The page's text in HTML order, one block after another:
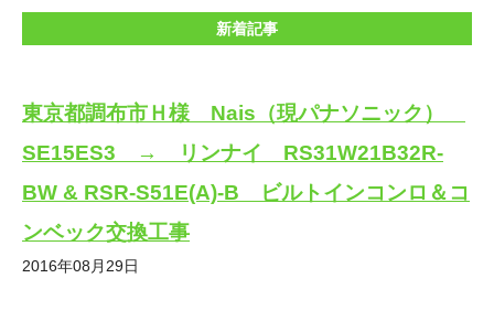
新着記事
東京都調布市Ｈ様 Nais（現パナソニック）
SE15ES3 → リンナイ RS31W21B32R-
BW & RSR-S51E(A)-B ビルトインコンロ＆コ
ンベック交換工事
2016年08月29日